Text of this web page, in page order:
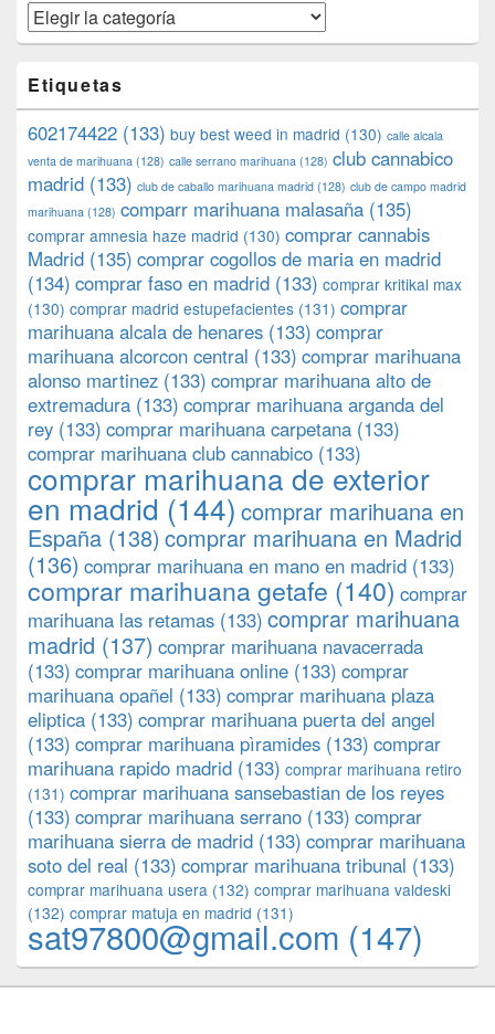
Categorías
Etiquetas
602174422 (133) buy best weed in madrid (130) calle alcala
venta de marihuana (128) calle serrano marihuana (128) club cannabico
madrid (133) club de caballo marihuana madrid (128) club de campo madrid
marihuana (128) comparr marihuana malasaña (135)
comprar amnesia haze madrid (130) comprar cannabis
Madrid (135) comprar cogollos de maria en madrid
(134) comprar faso en madrid (133) comprar kritikal max
(130) comprar madrid estupefacientes (131) comprar
marihuana alcala de henares (133) comprar
marihuana alcorcon central (133) comprar marihuana
alonso martinez (133) comprar marihuana alto de
extremadura (133) comprar marihuana arganda del
rey (133) comprar marihuana carpetana (133)
comprar marihuana club cannabico (133)
comprar marihuana de exterior
en madrid (144) comprar marihuana en
España (138) comprar marihuana en Madrid
(136) comprar marihuana en mano en madrid (133)
comprar marihuana getafe (140) comprar
marihuana las retamas (133) comprar marihuana
madrid (137) comprar marihuana navacerrada
(133) comprar marihuana online (133) comprar
marihuana opañel (133) comprar marihuana plaza
eliptica (133) comprar marihuana puerta del angel
(133) comprar marihuana pìramides (133) comprar
marihuana rapido madrid (133) comprar marihuana retiro
(131) comprar marihuana sansebastian de los reyes
(133) comprar marihuana serrano (133) comprar
marihuana sierra de madrid (133) comprar marihuana
soto del real (133) comprar marihuana tribunal (133)
comprar marihuana usera (132) comprar marihuana valdeski
(132) comprar matuja en madrid (131)
sat97800@gmail.com (147)